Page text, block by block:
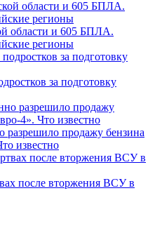
области и 605 БПЛА.
регионы
за подготовку
разрешило продажу бензина
известно
после вторжения ВСУ в